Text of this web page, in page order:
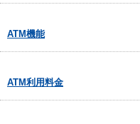
ATM機能
ATM利用料金